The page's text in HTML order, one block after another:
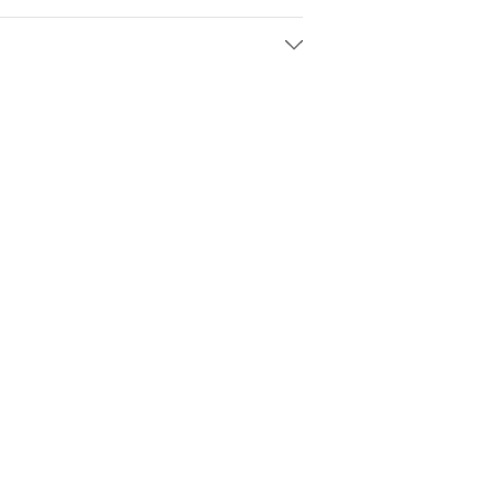
отлично впишется в любой
до современного. Идеальная